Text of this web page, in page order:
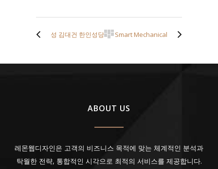
성 김대건 한인성당 Smart Mechanical
ABOUT US
레몬웹디자인은 고객의 비즈니스 목적에 맞는 체계적인 분석과
탁월한 전략, 통합적인 시각으로 최적의 서비스를 제공합니다.